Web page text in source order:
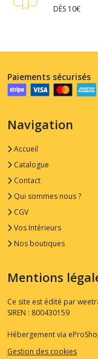
DÈS 10€
Paiements sécurisés
Navigation
Accueil
Catalogue
Contact
Qui sommes nous ?
CGV
Vos Intérieurs
Nos boutiques
Mentions
Ce site est édité par
SIREN : 800430159
Hébergement via
Gestion des cookies